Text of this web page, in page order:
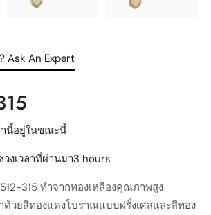
Ask An Expert
านี้อยู่ในขณะนี้
วงเวลาที่ผ่านมา3 hours
315 ทำจากทองเหลืองคุณภาพสูง
ด้วยสีทองแดงโบราณแบบฝรั่งเศสและสีทอง